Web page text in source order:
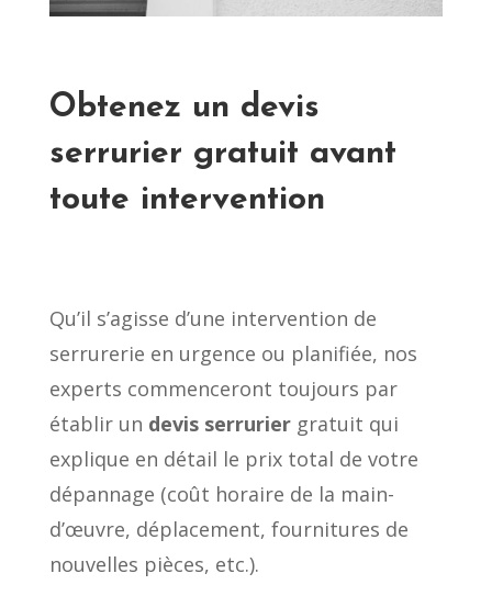
Obtenez un devis
serrurier gratuit avant
toute intervention
Qu’il s’agisse d’une intervention de
serrurerie en urgence ou planifiée, nos
experts commenceront toujours par
établir un devis serruriergratuit qui
explique en détail le prix total de votre
dépannage (coût horaire de la main-
d’œuvre, déplacement, fournitures de
nouvelles pièces, etc.).